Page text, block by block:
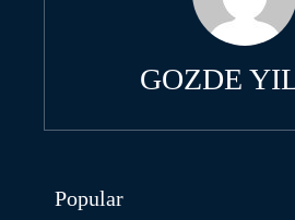
GOZDE
Popular